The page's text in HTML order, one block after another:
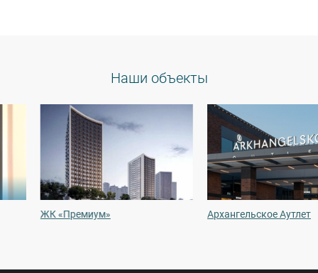
Наши объекты
ЖК «Премиум» Архангельское Аутлет